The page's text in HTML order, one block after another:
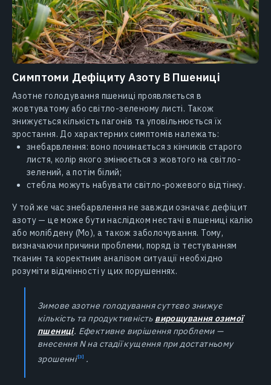
Симптоми Дефіциту Азоту В Пшениці
Азотне голодування пшениці проявляється в
жовтуватому або світло-зеленому листі. Також
знижується кількість пагонів та уповільнюється їх
зростання. До характерних симптомів належать:
знебарвлення: воно починається з кінчиків старого
листя, колір якого змінюється з жовтого на світло-
зелений, а потім білий;
стебла можуть набувати світло-рожевого відтінку.
У той же час знебарвлення не завжди означає дефіцит
азоту — це може бути наслідком нестачі в пшениці калію
або молібдену (Mo), а також заболочування. Тому,
визначаючи причини проблеми, поряд із тестуванням
тканин та коректним аналізом ситуації необхідно
розуміти відмінності у цих порушеннях.
Зимове азотне голодування суттєво знижує
кількість та продуктивність вирощування озимої
пшениці. Ефективне вирішення проблеми —
внесення N на стадії кущення при достатньому
зрошенні
.